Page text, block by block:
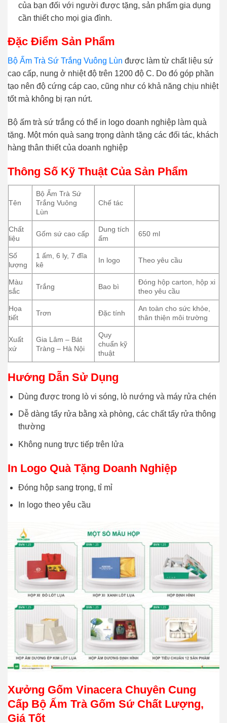
của bạn đối với người được tặng, sản phẩm gia dụng
cần thiết cho mọi gia đình.
Đặc Điểm Sản Phẩm
Bộ Ấm Trà Sứ Trắng Vuông Lùn được làm từ chất liệu sứ
cao cấp, nung ở nhiệt độ trên 1200 độ C. Do đó góp phần
tạo nên độ cứng cáp cao, cũng như có khả năng chịu nhiệt
tốt mà không bị rạn nứt.
Bộ ấm trà sứ trắng có thể in logo doanh nghiệp làm quà
tặng. Một món quà sang trọng dành tặng các đối tác, khách
hàng thân thiết của doanh nghiệp
Thông Số Kỹ Thuật Của Sản Phẩm
Tên
Bộ Ấm Trà Sứ
Trắng Vuông
Lùn
Chế tác
Chất
liệu
Gốm sứ cao cấp
Dung tích
ấm
650 ml
Số
lượng
1 ấm, 6 ly, 7 đĩa
kê
In logo Theo yêu cầu
Màu
sắc
Trắng Bao bì
Đóng hộp carton, hộp xi
theo yêu cầu
Họa
tiết
Trơn Đặc tính
An toàn cho sức khỏe,
thân thiện môi trường
Xuất
xứ
Gia Lâm – Bát
Tràng – Hà Nội
Quy
chuẩn kỹ
thuật
Hướng Dẫn Sử Dụng
Dùng được trong lò vi sóng, lò nướng và máy rửa chén
Dễ dàng tẩy rửa bằng xà phòng, các chất tẩy rửa thông
thường
Không nung trực tiếp trên lửa
In Logo Quà Tặng Doanh Nghiệp
Đóng hộp sang trọng, tỉ mỉ
In logo theo yêu cầu
Xưởng Gốm Vinacera Chuyên Cung
Cấp Bộ Ấm Trà Gốm Sứ Chất Lượng,
Giá Tốt